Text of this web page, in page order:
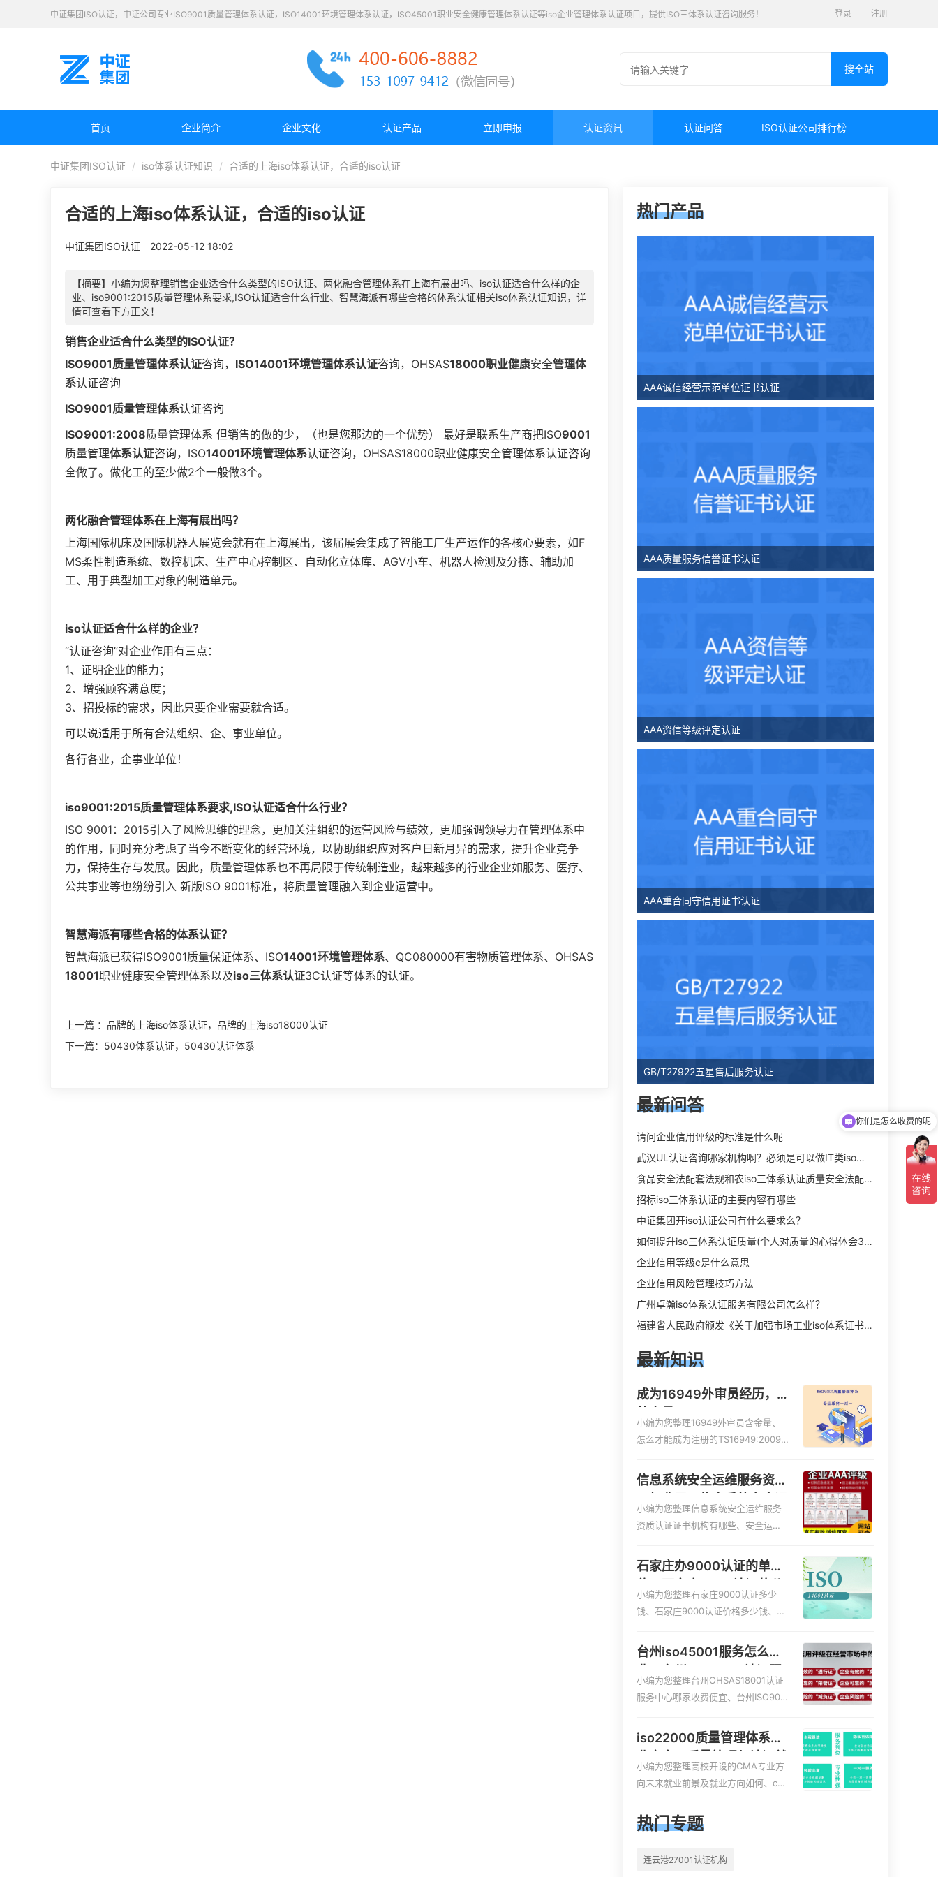
中证集团ISO认证，中证公司专业ISO9001质量管理体系认证，ISO14001环境管理体系认证，ISO45001职业安全健康管理体系认证等iso企业管理体系认证项目，提供ISO三体系认证咨询服务！ 登录 注册
首页 企业简介 企业文化 认证产品 立即申报 认证资讯 认证问答 ISO认证公司排行榜
中证集团ISO认证 iso体系认证知识 合适的上海iso体系认证，合适的iso认证
合适的上海iso体系认证，合适的iso认证
中证集团ISO认证 2022-05-12 18:02
【摘要】小编为您整理销售企业适合什么类型的ISO认证、两化融合管理体系在上海有展出吗、iso认证适合什么样的企
业、iso9001:2015质量管理体系要求,ISO认证适合什么行业、智慧海派有哪些合格的体系认证相关iso体系认证知识，详
情可查看下方正文！
销售企业适合什么类型的ISO认证？
ISO9001质量管理体系认证咨询， ISO14001环境管理体系认证咨询，OHSAS18000职业健康安全管理体
系认证咨询
ISO9001质量管理体系认证咨询
ISO9001:2008质量管理体系 但销售的做的少，（也是您那边的一个优势） 最好是联系生产商把ISO9001
质量管理体系认证咨询，ISO14001环境管理体系认证咨询，OHSAS18000职业健康安全管理体系认证咨询
全做了。做化工的至少做2个一般做3个。
两化融合管理体系在上海有展出吗？
上海国际机床及国际机器人展览会就有在上海展出，该届展会集成了智能工厂生产运作的各核心要素，如F
MS柔性制造系统、数控机床、生产中心控制区、自动化立体库、AGV小车、机器人检测及分拣、辅助加
工、用于典型加工对象的制造单元。
iso认证适合什么样的企业？
“认证咨询”对企业作用有三点：
1、证明企业的能力；
2、增强顾客满意度；
3、招投标的需求，因此只要企业需要就合适。
可以说适用于所有合法组织、企、事业单位。
各行各业，企事业单位！
iso9001:2015质量管理体系要求,ISO认证适合什么行业？
ISO 9001：2015引入了风险思维的理念，更加关注组织的运营风险与绩效，更加强调领导力在管理体系中
的作用，同时充分考虑了当今不断变化的经营环境，以协助组织应对客户日新月异的需求，提升企业竞争
力，保持生存与发展。因此，质量管理体系也不再局限于传统制造业，越来越多的行业企业如服务、医疗、
公共事业等也纷纷引入 新版ISO 9001标准，将质量管理融入到企业运营中。
智慧海派有哪些合格的体系认证？
智慧海派已获得ISO9001质量保证体系、ISO14001环境管理体系、QC080000有害物质管理体系、OHSAS
18001职业健康安全管理体系以及iso三体系认证3C认证等体系的认证。
上一篇 ： 品牌的上海iso体系认证，品牌的上海iso18000认证
下一篇： 50430体系认证，50430认证体系
热门产品
AAA诚信经营示范单位证书认证
AAA质量服务信誉证书认证
AAA资信等级评定认证
AAA重合同守信用证书认证
GB/T27922五星售后服务认证
最新问答
请问企业信用评级的标准是什么呢
武汉UL认证咨询哪家机构啊？必须是可以做IT类iso三体系认证UL认证的机构？
食品安全法配套法规和农iso三体系认证质量安全法配套法规分别是什么？
招标iso三体系认证的主要内容有哪些
中证集团开iso认证公司有什么要求么？
如何提升iso三体系认证质量(个人对质量的心得体会300字)
企业信用等级c是什么意思
企业信用风险管理技巧方法
广州卓瀚iso体系认证服务有限公司怎么样？
福建省人民政府颁发《关于加强市场工业iso体系证书质量监督检验与管理的暂行规定》的通知
最新知识
成为16949外审员经历，
小编为您整理16949外审员含金量、
怎么才能成为注册的TS16949:2009
过不了解具体情况、iso9000外审
员、SA8000外审员培训相关iso体系
认证知识，详情可查看下方正文！
信息系统安全运维服务资质
维服务资质二级
小编为您整理信息系统安全运维服务
资质认证证书机构有哪些、安全运维
服务资质哪家便宜、安全运维服务资
质认证哪家效率高、信息系统安全集
成服务资质认证的申请书相关iso体系
认证知识，详情可查看下方正文！
石家庄办9000认证的单
司
小编为您整理石家庄9000认证多少
钱、石家庄9000认证价格多少钱、石
00认证价格贵吗、石家庄9000认证费
用大概多钱相关iso体系认证知识，详
情可查看下方正文！
台州iso45001服务怎么收
务怎么收费
小编为您整理台州OHSAS18001认证
服务中心哪家收费便宜、台州ISO900
E认证,台州机械机电CE认证、CE认证
怎么收费、温州科普ISO45001职业健
康安全管理体系认证收费标准是什么
相关iso体系认证知识，详情可查看下
iso22000质量管理体系就
业方向
小编为您整理高校开设的CMA专业方
向未来就业前景及就业方向如何、cm
的就业方向、cpa和cma未来就业方
向、大学生考完cma，就哪些就业方
下方正文！
热门专题
连云港27001认证机构
你们是怎么收费的呢